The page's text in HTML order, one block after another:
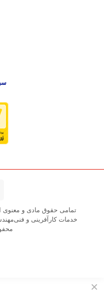
تمامی حقوق مادی و معنوی
خدمات کارآفرینی و
✕